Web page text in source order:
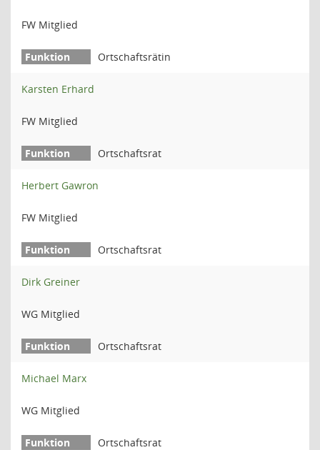
FW Mitglied
Ortschaftsrätin
Karsten Erhard
FW Mitglied
Ortschaftsrat
Herbert Gawron
FW Mitglied
Ortschaftsrat
Dirk Greiner
WG Mitglied
Ortschaftsrat
Michael Marx
WG Mitglied
Ortschaftsrat